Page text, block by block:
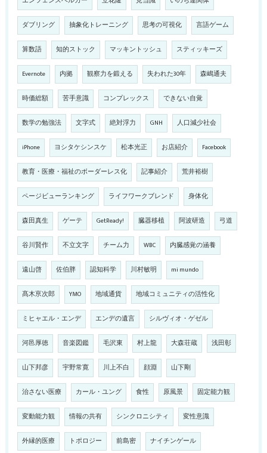
ダブリング 抽象化トレーニング 思考の可視化 言語ゲーム
算数語 知的ストック マッキントッシュ スティッキーズ
Evernote 内拠 観察力を鍛える 失われた30年 森嶋通夫
時価総額 苦手意識 コンプレックス できない自覚
数学の勉強法 文字式 絶対浮力 GNH 人口減少社会
iPhone ヨシタケシンスケ 松本光正 お店紹介 Facebook
教育・医療・福祉のボーダーレス化 記事紹介 荒井裕樹
ページビューランキング ライフワークブレンド 身体化
森田真生 ゲーテ GetReady! 臓器移植 阿波研造 弓道
谷川賢作 不立文字 チーム力 WBC 内臓感覚の涵養
遠山啓 佐伯胖 認知科学 川村敏明 mi mundo
髙木亰次郎 YMO 地域通貨 地域コミュニティの活性化
ミヒャエル・エンデ エンデの遺言 シルヴィオ・ゲゼル
河邑厚徳 音楽図鑑 毛沢東 村上龍 大森荘蔵 浅田彰
山下邦彦 宇野常寛 川上不白 顔淵 山下剛
治さない医療 カール・ユング 食性 原風景 固定能力観
変動能力観 情報の共有 シンクロニシティ 変性意識
外縁的医療 トポロジー 前島密 ナイチンゲール